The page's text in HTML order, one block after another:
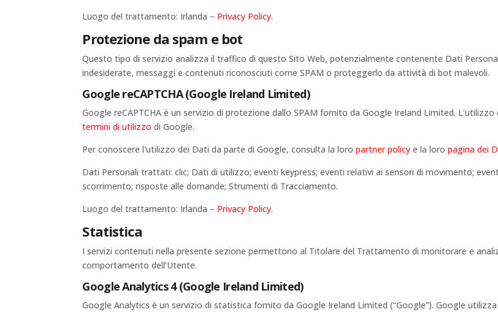
Luogo del trattamento: Irlanda – Privacy Policy.
Protezione da spam e bot
Questo tipo di servizio analizza il traffico di questo Sito Web, potenzialmente contenente Dati
indesiderate, messaggi e contenuti riconosciuti come SPAM o proteggerlo da attività di bot malevoli.
Google reCAPTCHA (Google Ireland Limited)
Google reCAPTCHA è un servizio di protezione dallo SPAM fornito da Google Ireland Limited.
termini di utilizzo di Google.
Per conoscere l'utilizzo dei Dati da parte di Google, consulta la loropartner policy e la loropagina dei
Dati Personali trattati: clic; Dati di utilizzo; eventi keypress; eventi relativi ai sensori di movimento;
scorrimento; risposte alle domande; Strumenti di Tracciamento.
Luogo del trattamento: Irlanda – Privacy Policy.
Statistica
I servizi contenuti nella presente sezione permettono al Titolare del Trattamento di monitorare e
comportamento dell’Utente.
Google Analytics 4 (Google Ireland Limited)
Google Analytics è un servizio di statistica fornito da Google Ireland Limited (“Google”). Google